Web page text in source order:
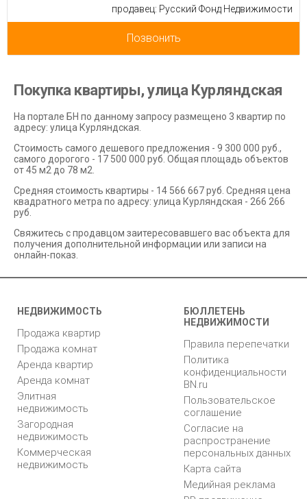
продавец: Русский Фонд Недвижимости
Позвонить
Покупка квартиры, улица Курляндская
На портале БН по данному запросу размещено 3 квартир по
адресу: улица Курляндская.
Стоимость самого дешевого предложения - 9 300 000 руб.,
самого дорогого - 17 500 000 руб. Общая площадь объектов
от 45 м2 до 78 м2.
Средняя стоимость квартиры - 14 566 667 руб. Средняя цена
квадратного метра по адресу: улица Курляндская - 266 266
руб.
Свяжитесь с продавцом заитересовавшего вас объекта для
получения дополнительной информации или записи на
онлайн-показ.
НЕДВИЖИМОСТЬ
Продажа квартир
Продажа комнат
Аренда квартир
Аренда комнат
Элитная
недвижимость
Загородная
недвижимость
Коммерческая
недвижимость
БЮЛЛЕТЕНЬ
НЕДВИЖИМОСТИ
Правила перепечатки
Политика
конфиденциальности
BN.ru
Пользовательское
соглашение
Согласие на
распространение
персональных данных
Карта сайта
Медийная реклама